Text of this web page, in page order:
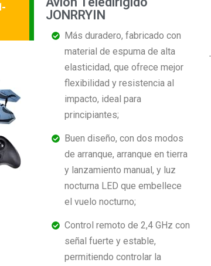
JONRRYIN
Más duradero, fabricado con
material de espuma de alta
elasticidad, que ofrece mejor
flexibilidad y resistencia al
impacto, ideal para
principiantes;
Buen diseño, con dos modos
de arranque, arranque en tierra
y lanzamiento manual, y luz
nocturna LED que embellece
el vuelo nocturno;
Control remoto de 2,4 GHz con
señal fuerte y estable,
permitiendo controlar la